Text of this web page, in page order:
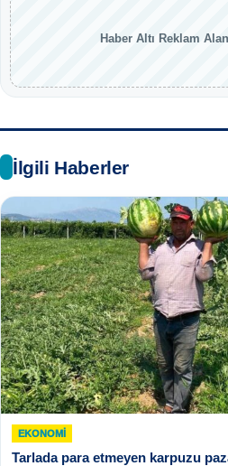
Haber Altı Reklam
İlgili Haberler
EKONOMI
Tarlada para etmeyen karpuzu